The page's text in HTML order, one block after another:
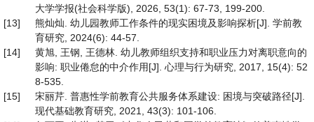
大学学报(社会科学版), 2026, 53(1): 67-73, 199-200.
[13]
熊灿灿. 幼儿园教师工作条件的现实困境及影响探析[J]. 学前教
育研究, 2024(6): 44-57.
[14]
黄旭, 王钢, 王德林. 幼儿教师组织支持和职业压力对离职意向的
影响: 职业倦怠的中介作用[J]. 心理与行为研究, 2017, 15(4): 52
8-535.
[15]
宋丽芹. 普惠性学前教育公共服务体系建设: 困境与突破路径[J].
现代基础教育研究, 2021, 43(3): 101-106.